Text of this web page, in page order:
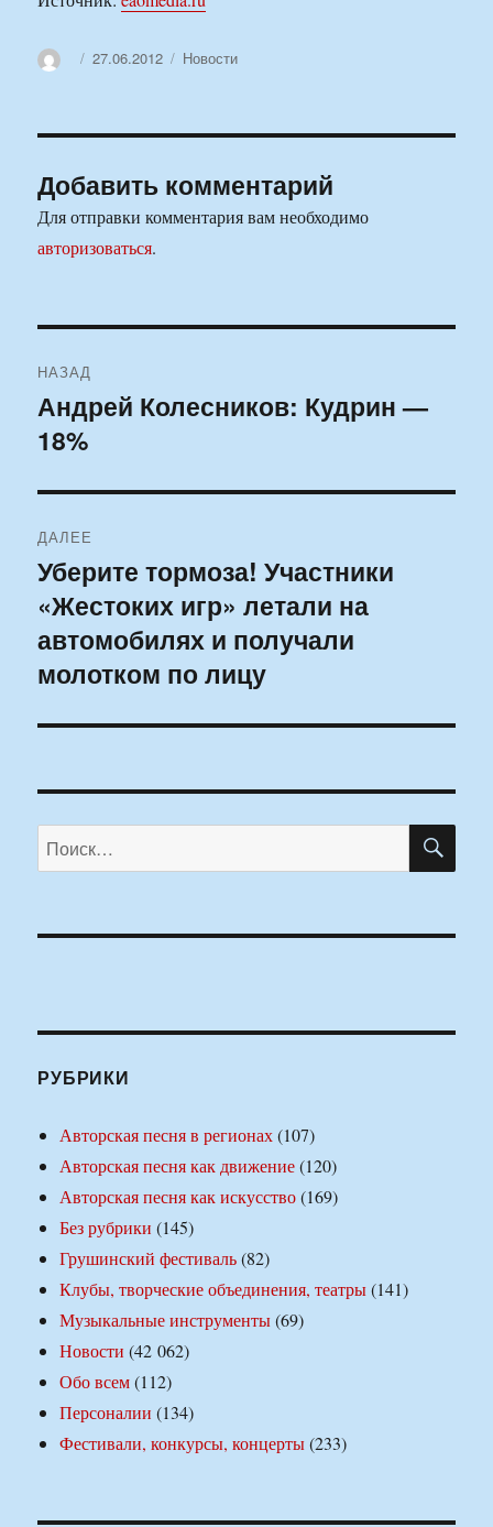
АвторОпубликовано
27.06.2012 Рубрики
Новости
Добавить комментарий
Для отправки комментария вам необходимо
авторизоваться.
по
записям
НАЗАД
Предыдущая
запись:
Андрей Колесников: Кудрин —
18%
ДАЛЕЕ
Следующая
запись:
Уберите тормоза! Участники
«Жестоких игр» летали на
автомобилях и получали
молотком по лицу
Искать:
РУБРИКИ
Авторская песня в регионах(107)
Авторская песня как движение(120)
Авторская песня как искусство(169)
Без рубрики (145)
Грушинский фестиваль(82)
Клубы, творческие объединения, театры(141)
Музыкальные инструменты(69)
Новости (42 062)
Обо всем(112)
Персоналии (134)
Фестивали, конкурсы, концерты(233)